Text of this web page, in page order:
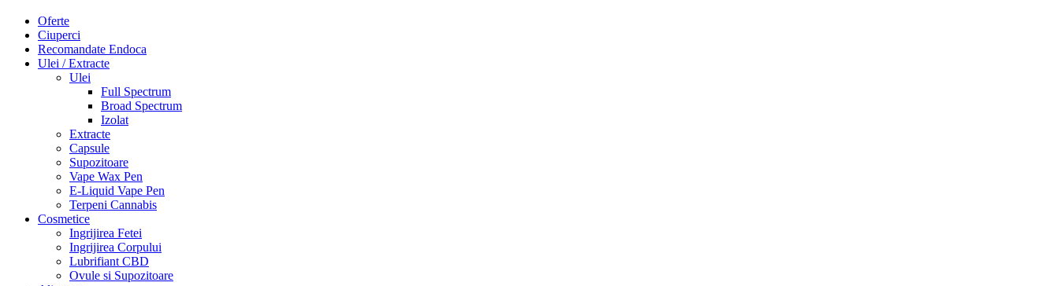
Oferte
Ciuperci
Recomandate Endoca
Ulei / Extracte
Ulei
Full Spectrum
Broad Spectrum
Izolat
Extracte
Capsule
Supozitoare
Vape Wax Pen
E-Liquid Vape Pen
Terpeni Cannabis
Cosmetice
Ingrijirea Fetei
Ingrijirea Corpului
Lubrifiant CBD
Ovule si Supozitoare